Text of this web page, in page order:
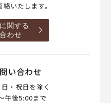
いたします。
関する
わせ
い合わせ
・祝日を除く
午後5:00まで